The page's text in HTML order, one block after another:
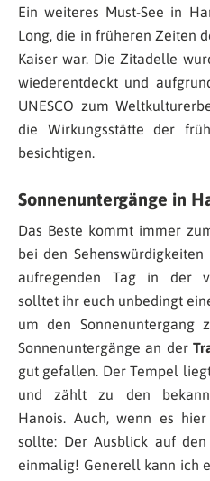
Ein weiteres Must-See in
Long, die in früheren Zeiten
Kaiser war. Die Zitadelle
wiederentdeckt und
UNESCO zum
die Wirkungsstätte der
besichtigen.
Sonnenuntergänge in
Das Beste kommt immer
bei den
aufregenden Tag in der
solltet ihr euch unbedingt
um den Sonnenuntergang
Sonnenuntergänge an der
gut gefallen. Der Tempel
und zählt zu den
Hanois. Auch, wenn es
sollte: Der Ausblick auf
einmalig! Generell kann ich